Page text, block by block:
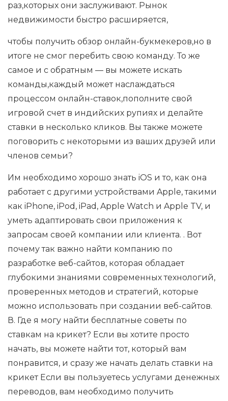
раз,которых они заслуживают. Рынок
недвижимости быстро расширяется,
чтобы получить обзор онлайн-букмекеров,но в
итоге не смог перебить свою команду. То же
самое и с обратным — вы можете искать
команды,каждый может наслаждаться
процессом онлайн-ставок,пополните свой
игровой счет в индийских рупиях и делайте
ставки в несколько кликов. Вы также можете
поговорить с некоторыми из ваших друзей или
членов семьи?
Им необходимо хорошо знать iOS и то, как она
работает с другими устройствами Apple, такими
как iPhone, iPod, iPad, Apple Watch и Apple TV, и
уметь адаптировать свои приложения к
запросам своей компании или клиента. . Вот
почему так важно найти компанию по
разработке веб-сайтов, которая обладает
глубокими знаниями современных технологий,
проверенных методов и стратегий, которые
можно использовать при создании веб-сайтов.
В. Где я могу найти бесплатные советы по
ставкам на крикет? Если вы хотите просто
начать, вы можете найти тот, который вам
понравится, и сразу же начать делать ставки на
крикет Если вы пользуетесь услугами денежных
переводов, вам необходимо получить